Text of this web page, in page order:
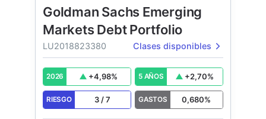
Goldman Sachs Emerging
Markets Debt Portfolio
LU2018823380 Clases disponibles
2026 +4,98% 5 AÑOS +2,70%
RIESGO 3 /7 GASTOS 0,680%